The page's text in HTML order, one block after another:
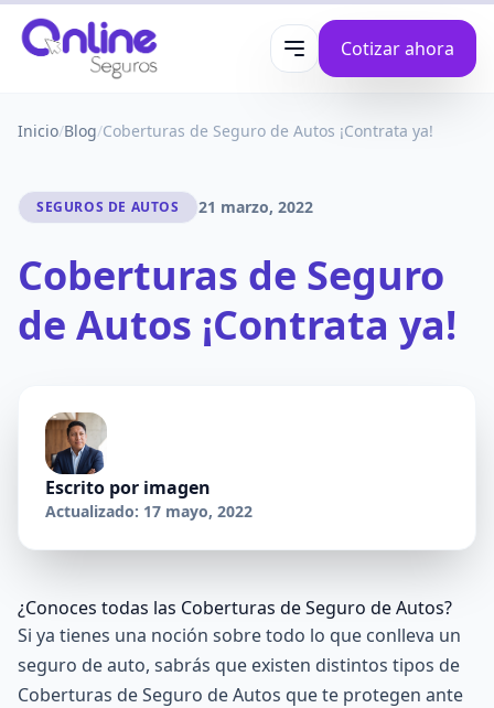
Abrir menúCotizar ahora
Inicio/Blog/Coberturas de Seguro de Autos ¡Contrata ya!
SEGUROS DE AUTOS 21 marzo, 2022
Coberturas de Seguro
de Autos ¡Contrata ya!
Escrito por imagen
Actualizado: 17 mayo, 2022
¿Conoces todas las Coberturas de Seguro de Autos?
Si ya tienes una noción sobre todo lo que conlleva un
seguro de auto, sabrás que existen distintos tipos de
Coberturas de Seguro de Autos que te protegen ante